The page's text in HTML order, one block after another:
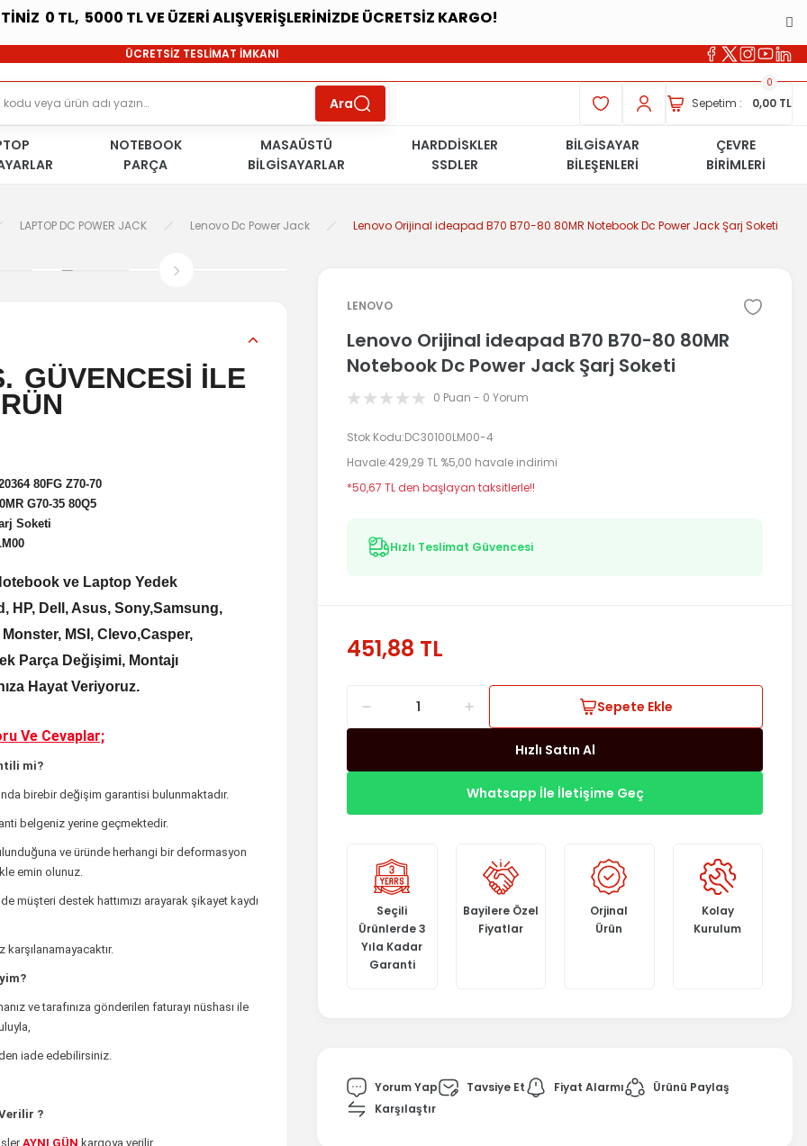
0 TL, 5000 TL VE ÜZERİ ALIŞVERİŞLERİNİZDE ÜCRETSİZ KARGO!
ÜCRETSİZ TESLİMAT İMKANI
ÜCRETSİZ TESLİMAT İMKANI
KOŞULSUZ İADE HAKKI
SÜRDÜRÜLEBİLİR ÜRÜNLER
Ara Sepetim : 0,00 TL
0
NOTEBOOK
PARÇA
MASAÜSTÜ
BİLGİSAYARLAR
HARDDİSKLER
SSDLER
BİLGİSAYAR
BİLEŞENLERİ
ÇEVRE
BİRİMLERİ
LAPTOP DC POWER JACK Lenovo Dc Power Jack Lenovo Orijinal ideapad B70 B70-80 80MR Notebook Dc Power Jack Şarj Soketi
GÜVENCESİ İLE
80FG Z70-70
G70-35 80Q5
Soketi
ve Laptop Yedek
HP, Dell, Asus, Sony,Samsung,
MSI, Clevo,Casper,
Parça Değişimi, Montajı
Hayat Veriyoruz.
Ve Cevaplar;
mi?
birebir değişim garantisi bulunmaktadır.
belgeniz yerine geçmektedir.
ve üründe herhangi bir deformasyon
emin olunuz.
müşteri destek hattımızı arayarak şikayet kaydı
karşılanamayacaktır.
ve tarafınıza gönderilen faturayı nüshası ile
iade edebilirsiniz.
?
AYNI GÜN kargoya verilir.
LENOVO
Lenovo Orijinal ideapad B70 B70-80 80MR
Notebook Dc Power Jack Şarj Soketi
0 Puan - 0 Yorum
Stok Kodu DC30100LM00-4
Havale429,29 TL %5,00 havale indirimi
*50,67 TL den başlayan taksitlerle!!
Hızlı Teslimat Güvencesi
451,88 TL
Sepete Ekle
Hızlı Satın Al
Whatsapp İle İletişime Geç
Seçili
Ürünlerde 3
Yıla Kadar
Garanti
Bayilere Özel
Fiyatlar
Orjinal
Ürün
Kolay
Kurulum
Yorum Yap Tavsiye Et Fiyat Alarmı
Ürünü Paylaş
Karşılaştır